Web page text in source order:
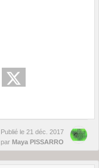
Publié le 21 déc. 2017
par Maya PISSARRO